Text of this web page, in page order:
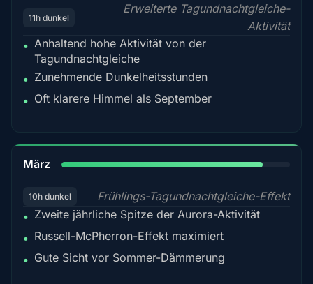
11h dunkel
Erweiterte Tagundnachtgleiche-
Aktivität
• Anhaltend hohe Aktivität von der
Tagundnachtgleiche
• Zunehmende Dunkelheitsstunden
• Oft klarere Himmel als September
März
10h dunkel
Frühlings-Tagundnachtgleiche-Effekt
• Zweite jährliche Spitze der Aurora-Aktivität
• Russell-McPherron-Effekt maximiert
• Gute Sicht vor Sommer-Dämmerung